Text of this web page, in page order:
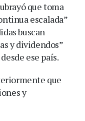
que toma
escalada”
buscan
y dividendos”
ese país.
que
y